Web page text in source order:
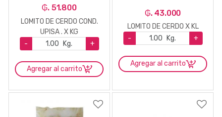
₲. 51.800
LOMITO DE CERDO COND.
UPISA . X KG
-
Kg. +
Agregar al carrito
₲. 43.000
LOMITO DE CERDO X KL
-
Kg. +
Agregar al carrito